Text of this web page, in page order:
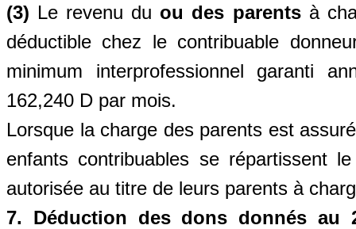
(3) Le revenu du ou des parentsà
déductible chez le contribuable
minimum interprofessionnel garanti
162,240 D par mois.
Lorsque la charge des parents est
enfants contribuables se répartissent
autorisée au titre de leurs parents à
7. Déduction des dons donnés au